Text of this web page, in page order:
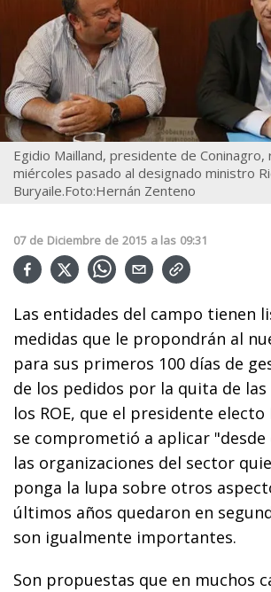
Egidio Mailland, presidente de Coninagro,
miércoles pasado al designado ministro
Buryaile.Foto:Hernán Zenteno
07 de Diciembre de 2015 a las 09:31
Las entidades del campo tienen
medidas que le propondrán al
para sus primeros 100 días de
de los pedidos por la quita de
los ROE, que el presidente
se comprometió a aplicar
las organizaciones del sector
ponga la lupa sobre otros
últimos años quedaron en
son igualmente importantes.
Son propuestas que en muchos